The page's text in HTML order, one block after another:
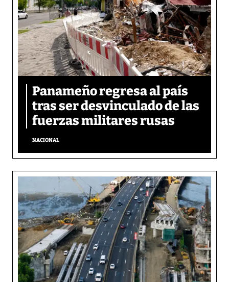
Panameño regresa al país
tras ser desvinculado de las
fuerzas militares rusas
NACIONAL